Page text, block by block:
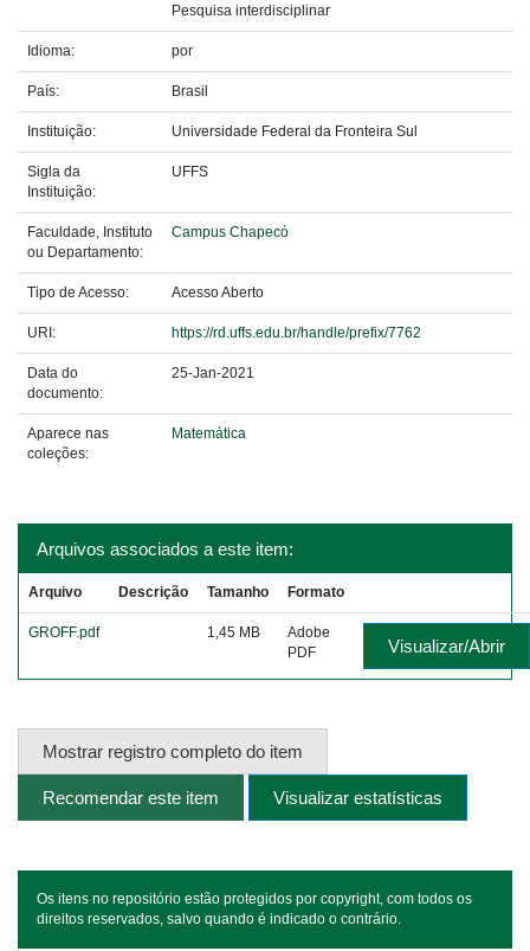
Pesquisa interdisciplinar
Idioma: por
País: Brasil
Instituição: Universidade Federal da Fronteira Sul
Sigla da
Instituição:
UFFS
Faculdade, Instituto
ou Departamento:
Campus Chapecó
Tipo de Acesso: Acesso Aberto
URI: https://rd.uffs.edu.br/handle/prefix/7762
Data do
documento:
25-Jan-2021
Aparece nas
coleções:
Matemática
Arquivos associados a este item:
Arquivo Descrição Tamanho Formato
GROFF.pdf 1,45 MB
Adobe
PDF
Visualizar/Abrir
Mostrar registro completo do item
Recomendar este item Visualizar estatísticas
Os itens no repositório estão protegidos por copyright, com todos os
direitos reservados, salvo quando é indicado o contrário.